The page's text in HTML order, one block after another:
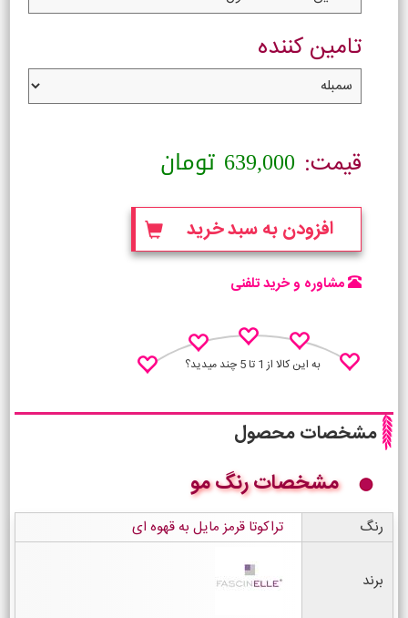
تامین کننده
قیمت: 639,000 تومان
افزودن به سبد خرید
مشاوره و خرید تلفنی
به این کالا از 1 تا 5 چند میدید؟
نظـر منو اعلام کن
مشخصات محصول
مشخصات رنگ مو
رنگ تراکوتا قرمز مایل به قهوه ای
برند